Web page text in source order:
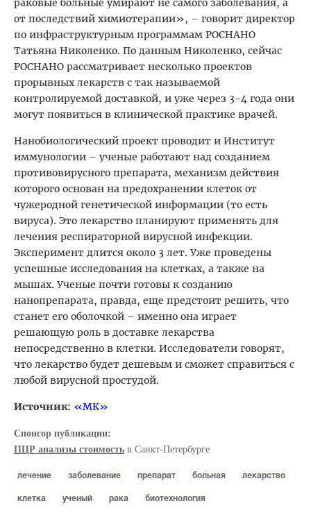
раковые больные умирают не самого заболевания, а
от последствий химиотерапии», – говорит директор
по инфраструктурным программам РОСНАНО
Татьяна Николенко. По данным Николенко, сейчас
РОСНАНО рассматривает несколько проектов
прорывных лекарств с так называемой
контролируемой доставкой, и уже через 3-4 года они
могут появиться в клинической практике врачей.
Нанобиологический проект проводит и Институт
иммунологии – ученые работают над созданием
противовирусного препарата, механизм действия
которого основан на предохранении клеток от
чужеродной генетической информации (то есть
вируса). Это лекарство планируют применять для
лечения респираторной вирусной инфекции.
Эксперимент длится около 3 лет. Уже проведены
успешные исследования на клетках, а также на
мышах. Ученые почти готовы к созданию
нанопрепарата, правда, еще предстоит решить, что
станет его оболочкой – именно она играет
решающую роль в доставке лекарства
непосредственно в клетки. Исследователи говорят,
что лекарство будет дешевым и сможет справиться с
любой вирусной простудой.
Источник: «МК»
Спонсор публикации:
ПЦР анализы стоимость в Санкт-Петербурге
лечение заболевание препарат больная лекарство
клетка ученый рака биотехнология